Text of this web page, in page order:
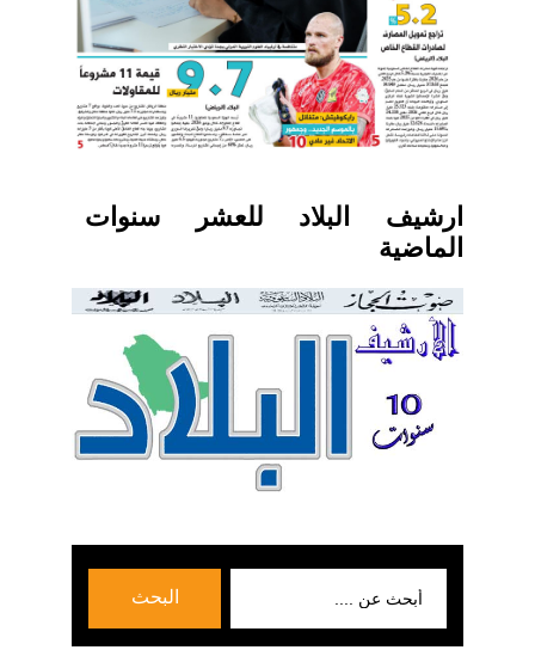
ارشيف البلاد للعشر سنوات
الماضية
البحث